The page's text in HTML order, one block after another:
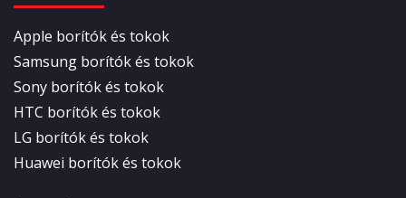
Apple borítók és tokok
Samsung borítók és tokok
Sony borítók és tokok
HTC borítók és tokok
LG borítók és tokok
Huawei borítók és tokok